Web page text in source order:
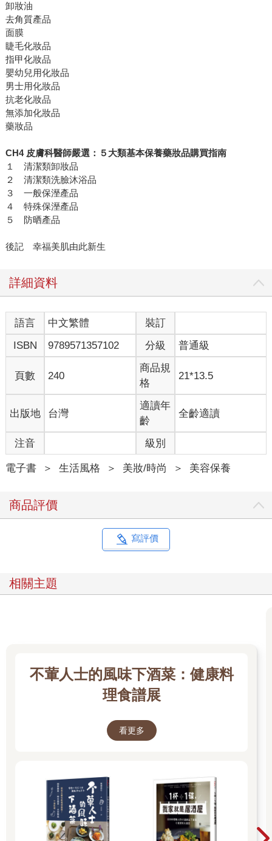
卸妝油
去角質產品
面膜
睫毛化妝品
指甲化妝品
嬰幼兒用化妝品
男士用化妝品
抗老化妝品
無添加化妝品
藥妝品
CH4 皮膚科醫師嚴選：５大類基本保養藥妝品購買指南
１ 清潔類卸妝品
２ 清潔類洗臉沐浴品
３ 一般保溼產品
４ 特殊保溼產品
５ 防晒產品
後記 幸福美肌由此新生
詳細資料
語言 中文繁體
裝訂
ISBN
9789571357102 分級 普通級
頁數 240
商品規
格
21*13.5
出版地 台灣
適讀年
齡
全齡適讀
注音 級別
電子書 ＞ 生活風格 ＞ 美妝/時尚 ＞ 美容保養
商品評價
寫評價
相關主題
不葷人士的風味下酒菜：健康料
理食譜展
看更多